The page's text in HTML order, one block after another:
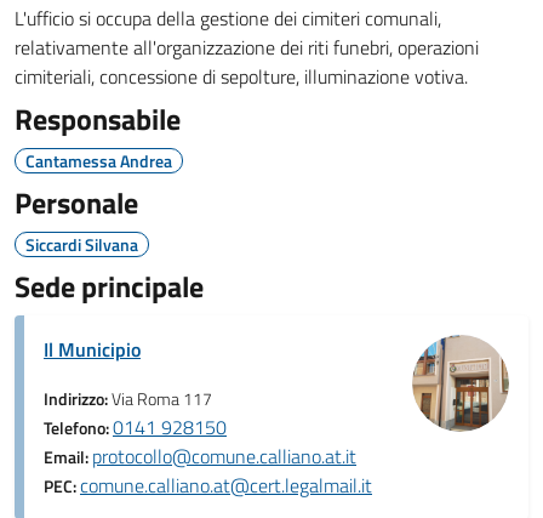
L'ufficio si occupa della gestione dei cimiteri comunali,
relativamente all'organizzazione dei riti funebri, operazioni
cimiteriali, concessione di sepolture, illuminazione votiva.
Responsabile
Cantamessa Andrea
Personale
Siccardi Silvana
Sede principale
Il Municipio
Indirizzo:Via Roma 117
Telefono:0141 928150
Email:protocollo@comune.calliano.at.it
PEC:comune.calliano.at@cert.legalmail.it